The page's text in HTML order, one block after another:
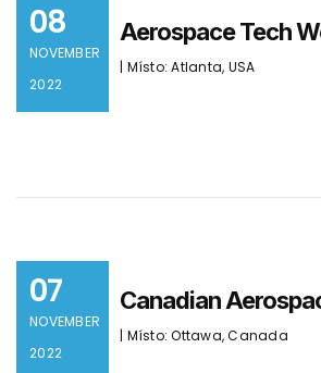
08
NOVEMBER
2022
Aerospace Tech
| Místo: Atlanta, USA
07
NOVEMBER
2022
Canadian
| Místo: Ottawa, Canada